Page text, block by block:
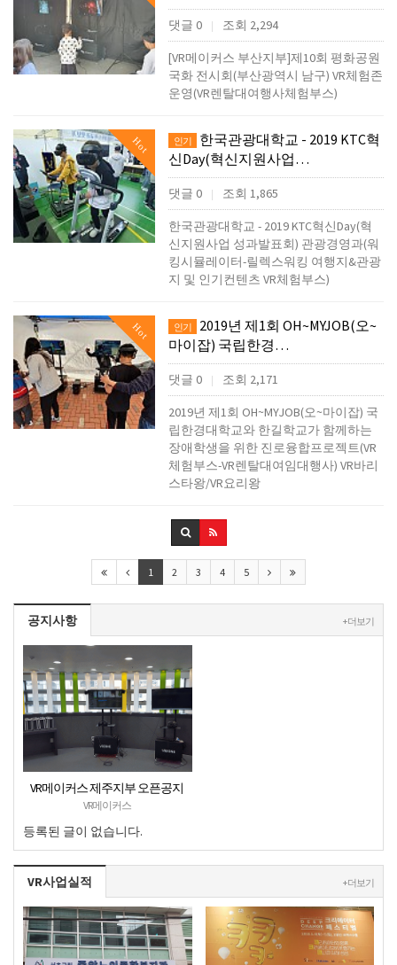
댓글 0 | 조회 2,294
[VR메이커스 부산지부]제10회 평화공원
국화 전시회(부산광역시 남구) VR체험존
운영(VR렌탈대여행사체험부스)
Hot 인기
한국관광대학교 - 2019 KTC혁
신Day(혁신지원사업…
댓글 0 | 조회 1,865
한국관광대학교 - 2019 KTC혁신Day(혁
신지원사업 성과발표회) 관광경영과(워
킹시뮬레이터-릴렉스워킹 여행지&관광
지 및 인기컨텐츠 VR체험부스)
Hot 인기
2019년 제1회 OH~MYJOB(오~
마이잡) 국립한경…
댓글 0 | 조회 2,171
2019년 제1회 OH~MYJOB(오~마이잡) 국
립한경대학교와 한길학교가 함께하는
장애학생을 위한 진로융합프로젝트(VR
체험부스-VR렌탈대여임대행사) VR바리
스타왕/VR요리왕
1 2 3 4 5
공지사항 + 더보기
VR메이커스 제주지부 오픈공지
VR메이커스
등록된 글이 없습니다.
VR사업실적 + 더보기